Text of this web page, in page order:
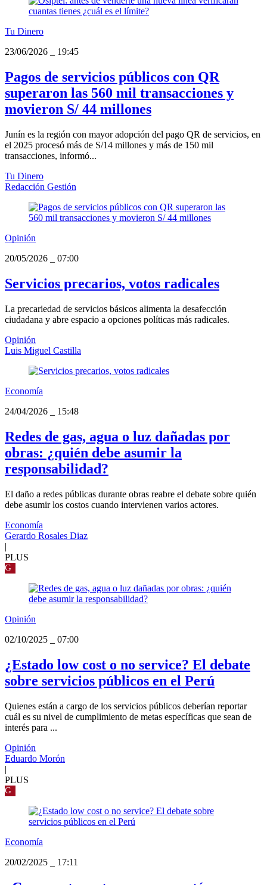
Tu Dinero
23/06/2026
19:45
Pagos de servicios públicos con QR
superaron las 560 mil transacciones y
movieron S/ 44 millones
Junín es la región con mayor adopción del pago QR de servicios, en
el 2025 procesó más de S/14 millones y más de 150 mil
transacciones, informó...
Tu Dinero
Redacción Gestión
Opinión
20/05/2026
07:00
Servicios precarios, votos radicales
La precariedad de servicios básicos alimenta la desafección
ciudadana y abre espacio a opciones políticas más radicales.
Opinión
Luis Miguel Castilla
Economía
24/04/2026
15:48
Redes de gas, agua o luz dañadas por
obras: ¿quién debe asumir la
responsabilidad?
El daño a redes públicas durante obras reabre el debate sobre quién
debe asumir los costos cuando intervienen varios actores.
Economía
Gerardo Rosales Diaz
|
PLUS
G
Opinión
02/10/2025
07:00
¿Estado low cost o no service? El debate
sobre servicios públicos en el Perú
Quienes están a cargo de los servicios públicos deberían reportar
cuál es su nivel de cumplimiento de metas específicas que sean de
interés para ...
Opinión
Eduardo Morón
|
PLUS
G
Economía
20/02/2025
17:11